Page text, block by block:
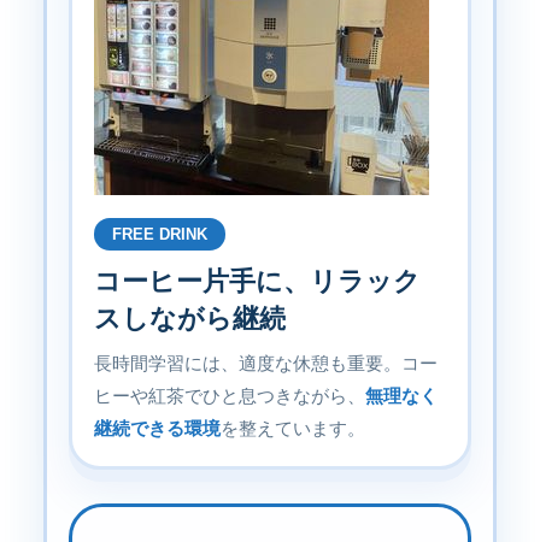
FREE DRINK
コーヒー片手に、リラック
スしながら継続
長時間学習には、適度な休憩も重要。コー
ヒーや紅茶でひと息つきながら、 無理なく
継続できる環境を整えています。